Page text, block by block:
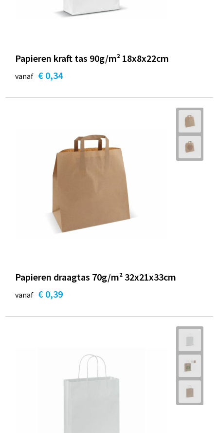
Papieren kraft tas 90g/m² 18x8x22cm
vanaf € 0,34
Papieren draagtas 70g/m² 32x21x33cm
vanaf € 0,39